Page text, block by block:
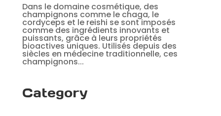
Dans le domaine cosmétique, des
champignons comme le chaga, le
cordyceps et le reishi se sont imposés
comme des ingrédients innovants et
puissants, grâce à leurs propriétés
bioactives uniques. Utilisés depuis des
siècles en médecine traditionnelle, ces
champignons...
Category